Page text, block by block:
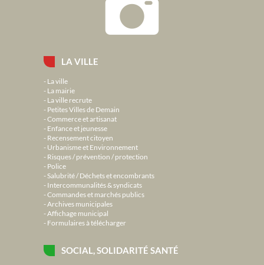
LA VILLE
La ville
La mairie
La ville recrute
Petites Villes de Demain
Commerce et artisanat
Enfance et jeunesse
Recensement citoyen
Urbanisme et Environnement
Risques / prévention / protection
Police
Salubrité / Déchets et encombrants
Intercommunalités & syndicats
Commandes et marchés publics
Archives municipales
Affichage municipal
Formulaires à télécharger
SOCIAL, SOLIDARITÉ SANTÉ